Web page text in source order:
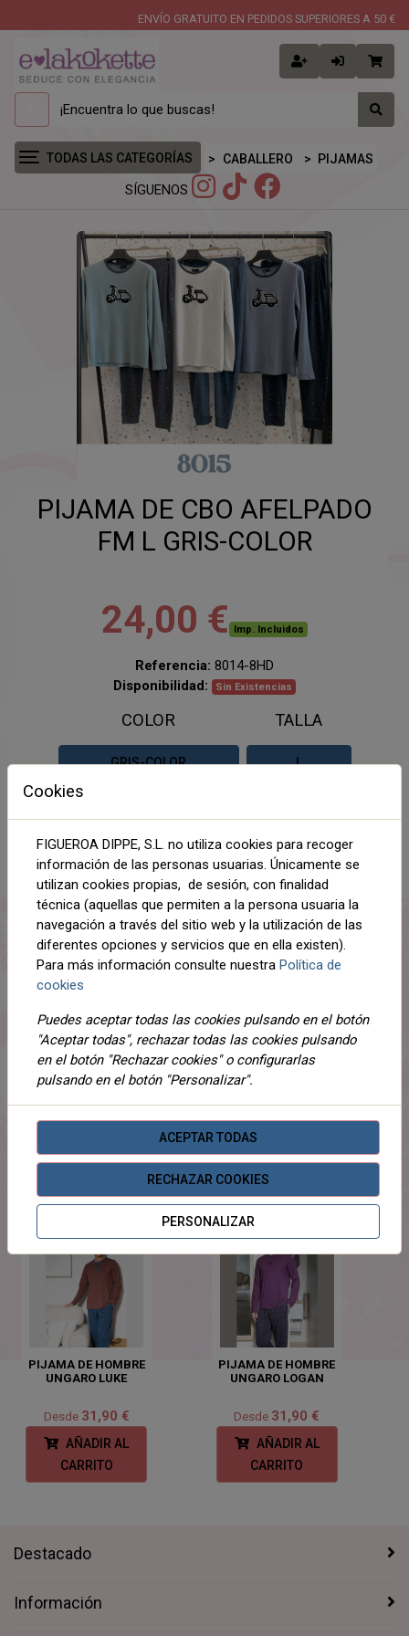
ENVÍO GRATUITO EN PEDIDOS SUPERIORES A 50 €
TODAS LAS CATEGORÍAS CABALLERO PIJAMAS
SÍGUENOS
PIJAMA DE CBO AFELPADO
FM L GRIS-COLOR
24,00 € Imp. Incluidos
Referencia: 8014-8HD
Disponibilidad:
Sin Existencias
COLOR
GRIS-COLOR
TALLA
L
AÑADIR AL CARRITO
Compartir
DESCRIPCIÓN
ADJUNTOS
OPINIONES
¡Este producto no tiene descripción!
PRODUCTOSRELACIONADOS
PIJAMA DE HOMBRE
UNGARO LUKE
Desde 31,90 €
AÑADIR AL
CARRITO
PIJAMA DE HOMBRE
UNGARO LOGAN
Desde 31,90 €
AÑADIR AL
CARRITO
Destacado
Información
Cookies
FIGUEROA DIPPE, S.L. no utiliza cookies para recoger
información de las personas usuarias. Únicamente se
utilizan cookies propias, de sesión, con finalidad
técnica (aquellas que permiten a la persona usuaria la
navegación a través del sitio web y la utilización de las
diferentes opciones y servicios que en ella existen).
Para más información consulte nuestra Política de
cookies
Puedes aceptar todas las cookies pulsando en el botón
"Aceptar todas", rechazar todas las cookies pulsando
en el botón "Rechazar cookies" o configurarlas
pulsando en el botón "Personalizar".
ACEPTAR TODAS
RECHAZAR COOKIES
PERSONALIZAR